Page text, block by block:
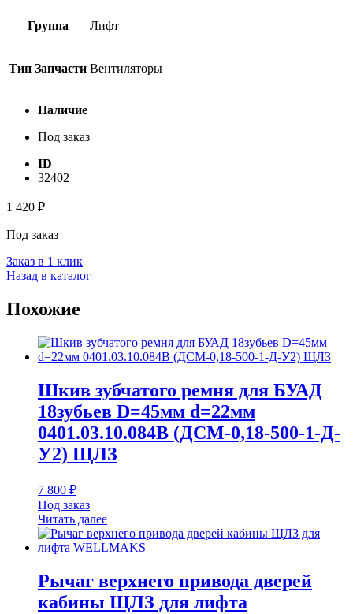
Группа Лифт
Тип Запчасти Вентиляторы
Наличие
Под заказ
ID
32402
1 420 ₽
Под заказ
Заказ в 1 клик
Назад в каталог
Похожие
Шкив зубчатого ремня для БУАД
18зубьев D=45мм d=22мм
0401.03.10.084В (ДСМ-0,18-500-1-Д-
У2) ЩЛЗ
7 800 ₽
Под заказ
Читать далее
Рычаг верхнего привода дверей
кабины ЩЛЗ для лифта